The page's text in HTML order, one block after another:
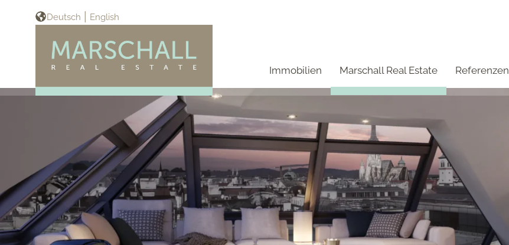
Deutsch English
Immobilien Marschall Real Estate Referenzen